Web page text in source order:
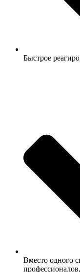
Быстрое
Вместо одного